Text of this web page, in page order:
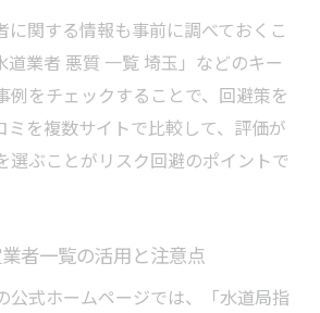
に関する情報も事前に調べておくこ
道業者 悪質 一覧 埼玉」などのキー
例をチェックすることで、回避策を
ミを複数サイトで比較して、評価が
選ぶことがリスク回避のポイントで
者一覧の活用と注意点
公式ホームページでは、「水道局指